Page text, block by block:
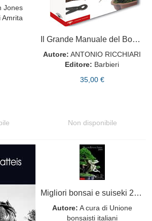
Jones
Amrita
Autore: ANTONIO RICCHIARI
Editore: Barbieri
35,00 €
Non disponibile
Autore: A cura di Unione
bonsaisti italiani